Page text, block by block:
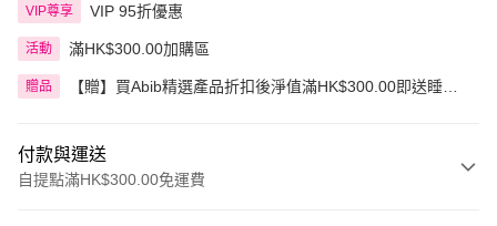
VIP尊享 VIP 95折優惠
活動 滿HK$300.00加購區
贈品
【贈】買Abib精選產品折扣後淨值滿HK$300.00即送睡眠
付款與運送
自提點滿HK$300.00免運費